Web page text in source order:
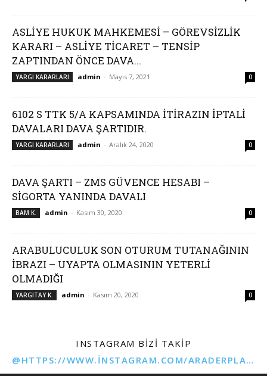
ASLİYE HUKUK MAHKEMESİ – GÖREVSİZLİK
KARARI – ASLİYE TİCARET – TENSİP
ZAPTINDAN ÖNCE DAVA...
YARGI KARARLARI admin - Mayıs 7, 2021 0
6102 S TTK 5/A KAPSAMINDA İTİRAZIN İPTALİ
DAVALARI DAVA ŞARTIDIR.
YARGI KARARLARI admin - Aralık 24, 2020 0
DAVA ŞARTI – ZMS GÜVENCE HESABI –
SİGORTA YANINDA DAVALI
BAM K. admin - Kasım 30, 2020 0
ARABULUCULUK SON OTURUM TUTANAĞININ
İBRAZI – UYAPTA OLMASININ YETERLİ
OLMADIĞI
YARGITAY K. admin - Kasım 20, 2020 0
INSTAGRAM BIZI TAKIP
@HTTPS://WWW.INSTAGRAM.COM/ARADERPLATFORMU